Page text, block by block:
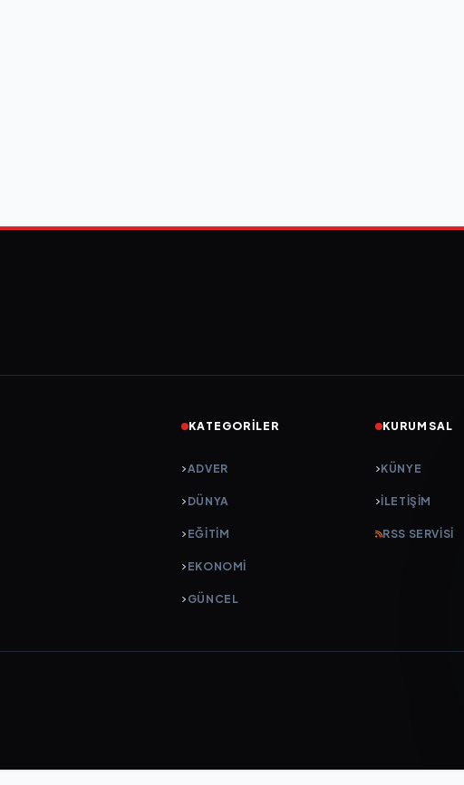
KATEGORILER
ADVER
DÜNYA
EĞİTİM
EKONOMİ
GÜNCEL
KURUMSAL
KÜNYE
İLETIŞIM
RSS SERVISI